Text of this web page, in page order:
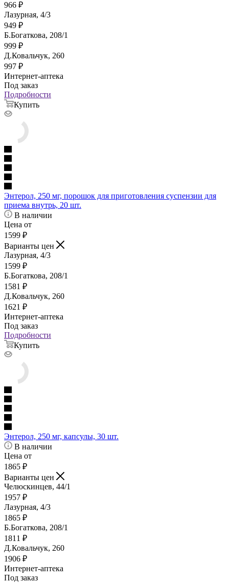
966 ₽
Лазурная, 4/3
949 ₽
Б.Богаткова, 208/1
999 ₽
Д.Ковальчук, 260
997 ₽
Интернет-аптека
Под заказ
Подробности
Купить
Энтерол, 250 мг, порошок для приготовления суспензии для
приема внутрь, 20 шт.
В наличии
Цена от
1599 ₽
Варианты цен
Лазурная, 4/3
1599 ₽
Б.Богаткова, 208/1
1581 ₽
Д.Ковальчук, 260
1621 ₽
Интернет-аптека
Под заказ
Подробности
Купить
Энтерол, 250 мг, капсулы, 30 шт.
В наличии
Цена от
1865 ₽
Варианты цен
Челюскинцев, 44/1
1957 ₽
Лазурная, 4/3
1865 ₽
Б.Богаткова, 208/1
1811 ₽
Д.Ковальчук, 260
1906 ₽
Интернет-аптека
Под заказ